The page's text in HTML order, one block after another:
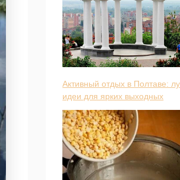
Активный отдых в Полтаве:
идеи для ярких выходных